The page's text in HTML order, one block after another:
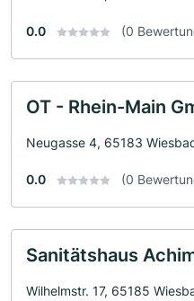
0.0 (0
OT - Rhein-Main
Neugasse 4, 65183
0.0 (0
Sanitätshaus
Wilhelmstr. 17, 65185